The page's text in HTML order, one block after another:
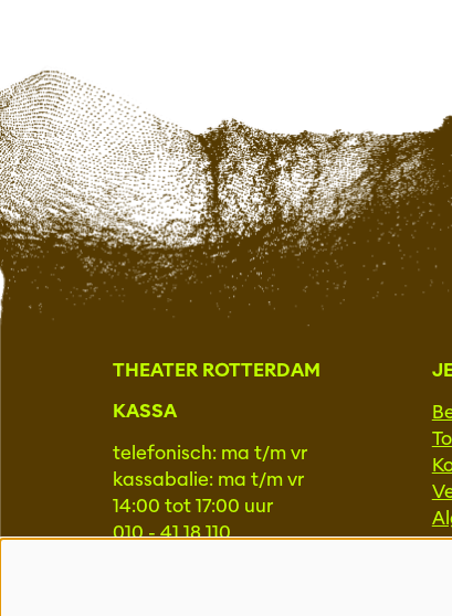
THEATER ROTTERDAM
KASSA
telefonisch: ma t/m vr
kassabalie: ma t/m vr
14:00 tot 17:00 uur
010 - 41 18 110